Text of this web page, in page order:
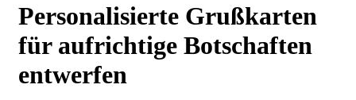
Personalisierte Grußkarten
für aufrichtige Botschaften
entwerfen